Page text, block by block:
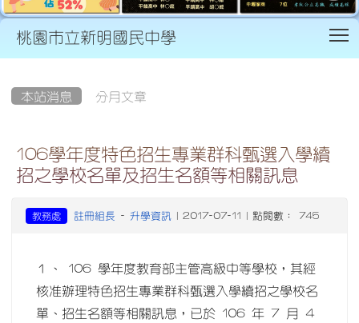
桃園市立新明國民中學
本站消息 分月文章
106學年度特色招生專業群科甄選入學續
招之學校名單及招生名額等相關訊息
教務處 註冊組長 - 升學資訊| 2017-07-11 | 點閱數： 745
１、 106 學年度教育部主管高級中等學校，其經
核准辦理特色招生專業群科甄選入學續招之學校名
單、招生名額等相關訊息，已於 106 年 7 月 4